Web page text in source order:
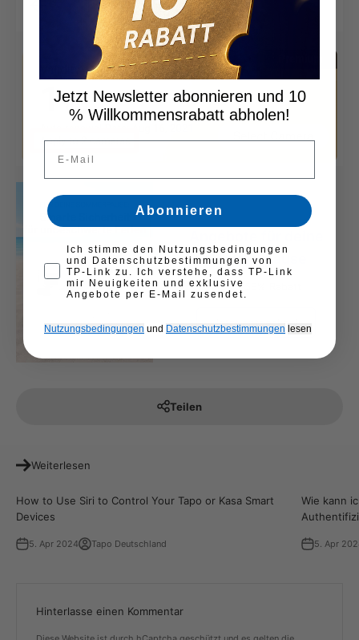
Sommerpause
Bis zu 58% Rabatt
Jetzt entdecken!
Teilen
Weiterlesen
How to Use Siri to Control Your Tapo or Kasa Smart
Devices
5. Apr 2024 Tapo Deutschland
Wie kann
5. Apr
Hinterlasse einen Kommentar
Jetzt Newsletter abonnieren und 10
% Willkommensrabatt abholen!
Email
Abonnieren
First opt-in consent
Ich stimme den Nutzungsbedingungen
und Datenschutzbestimmungen von
TP-Link zu. Ich verstehe, dass TP-Link
mir Neuigkeiten und exklusive
Angebote per E-Mail zusendet.
Nutzungsbedingungen und Datenschutzbestimmungen lesen